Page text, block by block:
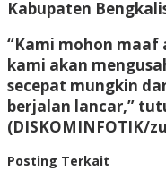
Kabupaten
“Kami mohon
kami akan
secepat mungkin
berjalan lancar,”
(DISKOMINFOTIK/
Posting Terkait